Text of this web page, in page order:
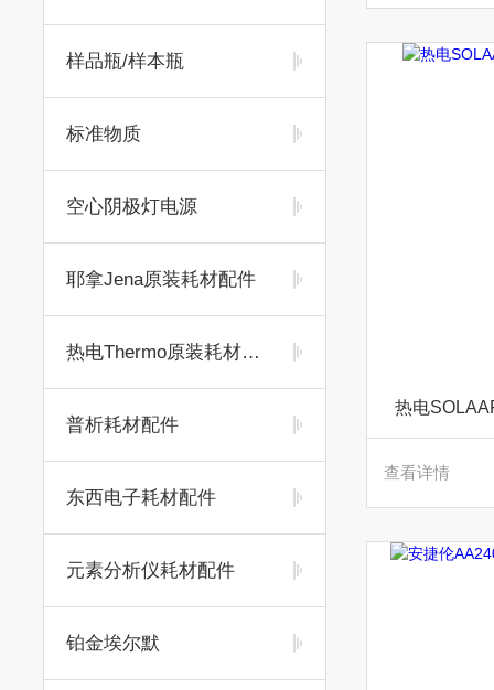
样品瓶/样本瓶
标准物质
空心阴极灯电源
耶拿Jena原装耗材配件
热电Thermo原装耗材配件
普析耗材配件
东西电子耗材配件
元素分析仪耗材配件
铂金埃尔默
热电
查看详情